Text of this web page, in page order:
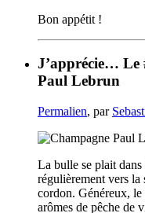
Bon appétit !
J’apprécie… Le
Paul Lebrun
Permalien, par
La bulle se plait
régulièrement vers
cordon. Généreux, le
arômes de pêche de